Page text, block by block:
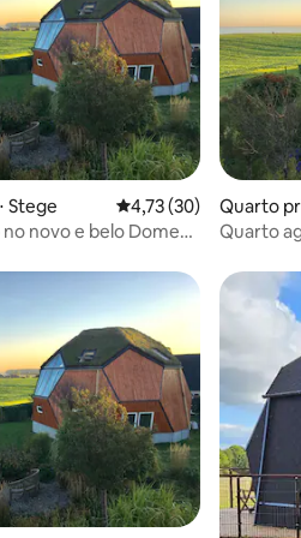
Stege 4,73 de uma
4,73 (30)
novo e belo Dome
Quarto
Quarto